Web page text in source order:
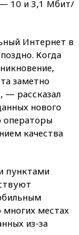
— 10 и 3,1 Мбит/
Интернет в
Когда
заметно
— рассказал
нового
операторы
качества
пунктами
местах
из-за